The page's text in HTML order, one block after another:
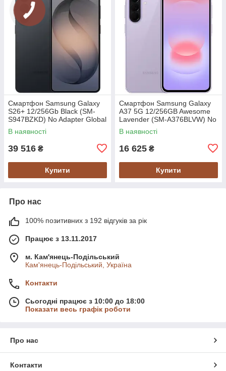
Смартфон Samsung Galaxy
S26+ 12/256Gb Black (SM-
S947BZKD) No Adapter Global
version
В наявності
39 516 ₴
Купити
Смартфон Samsung Galaxy
A37 5G 12/256GB Awesome
Lavender (SM-A376BLVW) No
Adapter MY
В наявності
16 625 ₴
Купити
Про нас
100% позитивних з 192 відгуків за рік
Працює з 13.11.2017
м. Кам'янець-Подільський
Кам'янець-Подільський, Україна
Контакти
Сьогодні працює з 10:00 до 18:00
Показати весь графік роботи
Про нас
Контакти